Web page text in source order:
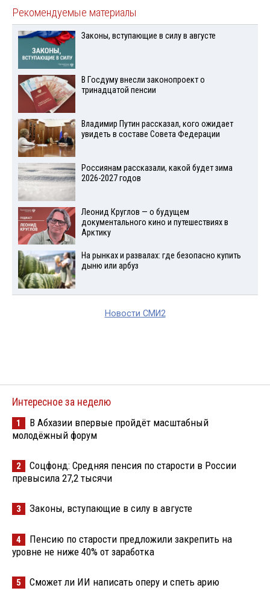
Рекомендуемые материалы
Законы, вступающие в силу в августе
В Госдуму внесли законопроект о
тринадцатой пенсии
Владимир Путин рассказал, кого ожидает
увидеть в составе Совета Федерации
Россиянам рассказали, какой будет зима
2026-2027 годов
Леонид Круглов — о будущем
документального кино и путешествиях в
Арктику
На рынках и развалах: где безопасно купить
дыню или арбуз
Новости СМИ2
Интересное за неделю
1
В Абхазии впервые пройдёт масштабный
молодёжный форум
2
Соцфонд: Средняя пенсия по старости в России
превысила 27,2 тысячи
3 Законы, вступающие в силу в августе
4
Пенсию по старости предложили закрепить на
уровне не ниже 40% от заработка
5 Сможет ли ИИ написать оперу и спеть арию